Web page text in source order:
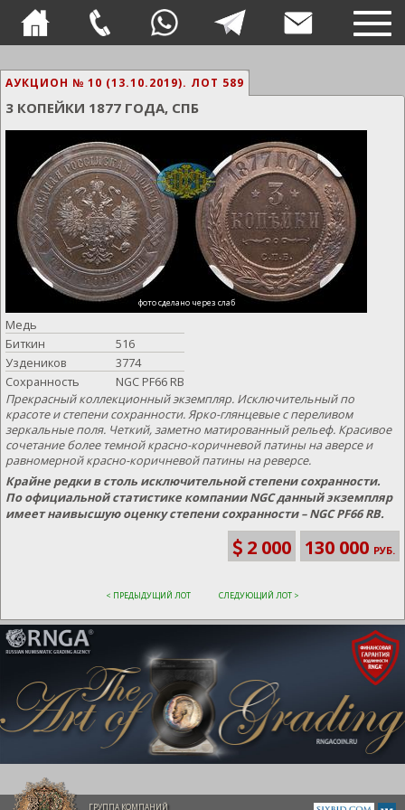
АУКЦИОН № 10 (13.10.2019). ЛОТ 589
3 КОПЕЙКИ 1877 ГОДА, СПБ
фото сделано через слаб
Медь
Биткин
516
Уздеников
3774
Сохранность
NGC PF66 RB
Прекрасный коллекционный экземпляр. Исключительный по
красоте и степени сохранности. Ярко-глянцевые с переливом
зеркальные поля. Четкий, заметно матированный рельеф. Красивое
сочетание более темной красно-коричневой патины на аверсе и
равномерной красно-коричневой патины на реверсе.
Крайне редки в столь исключительной степени сохранности.
По официальной статистике компании NGC данный экземпляр
имеет наивысшую оценку степени сохранности – NGC PF66 RB.
2 000 130 000 РУБ.
< ПРЕДЫДУЩИЙ ЛОТ СЛЕДУЮЩИЙ ЛОТ >
ГРУППА КОМПАНИЙ